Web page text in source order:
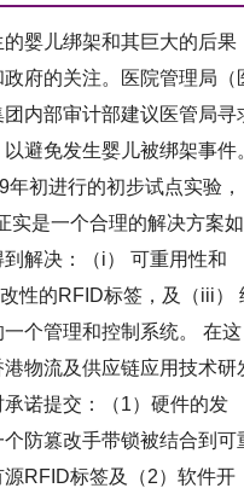
婴儿绑架和其巨大的后果
政府的关注。医院管理局（
内部审计部建议医管局寻
避免发生婴儿被绑架事件
年初进行的初步试点实验，
实是一个合理的解决方案如
解决：（i） 可重用性和
改性的RFID标签，及（iii）
个管理和控制系统。 在这
物流及供应链应用技术研
诺提交：（1）硬件的发
个防篡改手带锁被结合到可
RFID标签及（2）软件开